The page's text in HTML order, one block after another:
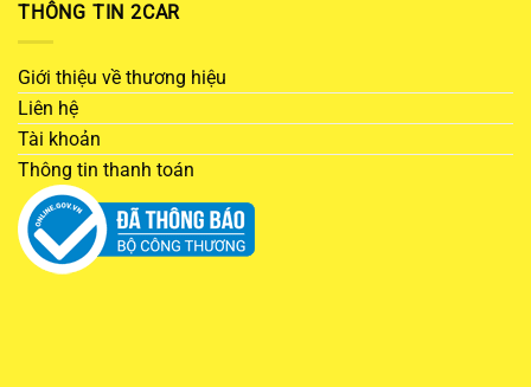
THÔNG TIN 2CAR
Giới thiệu về thương hiệu
Liên hệ
Tài khoản
Thông tin thanh toán